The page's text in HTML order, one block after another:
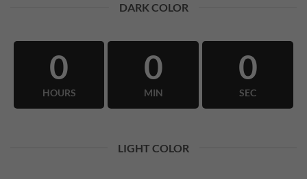
DARK COLOR
0
HOURS
0
MIN
0
SEC
LIGHT COLOR